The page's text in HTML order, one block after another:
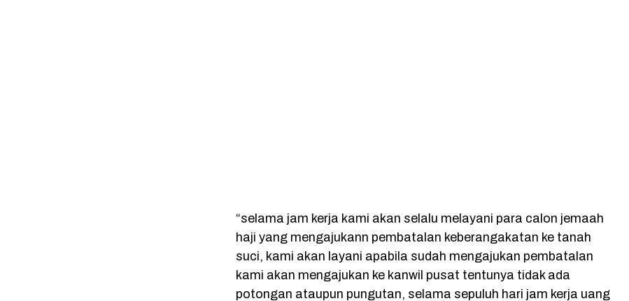
“selama jam kerja kami akan selalu melayani para calon jemaah
haji yang mengajukann pembatalan keberangakatan ke tanah
suci, kami akan layani apabila sudah mengajukan pembatalan
kami akan mengajukan ke kanwil pusat tentunya tidak ada
potongan ataupun pungutan, selama sepuluh hari jam kerja uang